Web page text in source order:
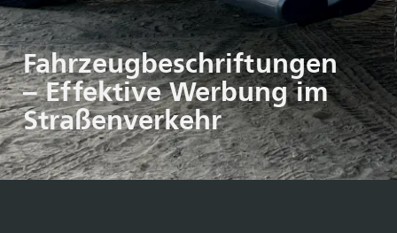
Fahrzeugbeschriftungen
– Effektive Werbung im
Straßenverkehr